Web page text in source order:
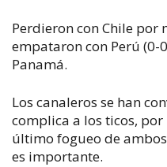
Perdieron con Chile por
empataron con Perú (0-
Panamá.
Los canaleros se han
complica a los ticos,
último fogueo de
es importante.